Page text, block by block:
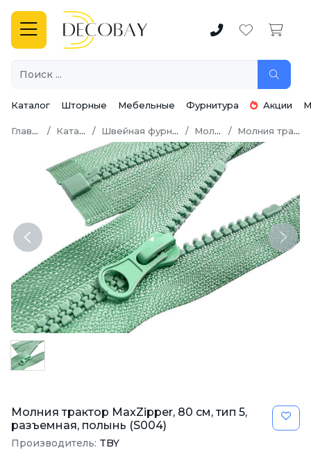
Каталог Шторные Мебельные Фурнитура Акции
Главная Каталог Швейная фурнитура Молнии Молния трактор
Previous Next
Молния трактор MaxZipper, 80 см, тип 5,
разъемная, полынь (S004)
Производитель: TBY